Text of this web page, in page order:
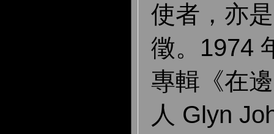
使者，亦
徵。1974
專輯《在
人 Glyn